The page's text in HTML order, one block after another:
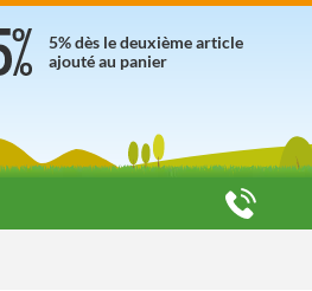
5% dès le deuxième article
ajouté au panier